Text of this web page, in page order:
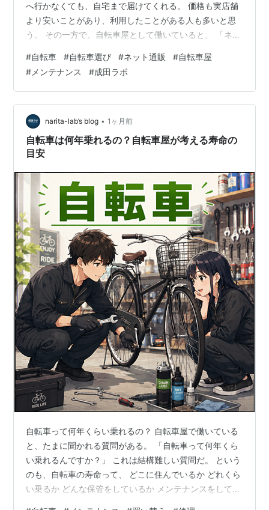
へ行かなくても、自宅まで届けてくれる。 価格も実店舗
より安いことがあり、利用したことがある人も多いと思
う。 その一方で、自転車屋として働いていると、 「ネッ
ことも少なくない。 その時に思い出すのが、社長が以前
言っていた一言だ。 「ネットで車買いますか？」 最初に
聞いた時は「なるほど」と思った。 確かに車を買う時
は、実際にお店へ行って説明を受けたり、点検や整備を
含めて購入する人がほとんどだろう。 自転車も、本来は
それに近い乗り物だ。 結論…
#自転車 #自転車選び #ネット通販 #自転車屋
# メンテナンス #成田ラボ
narita-lab’s blog • 1ヶ月前
自転車は何年乗れるの？自転車屋が考える寿命の
目安
自転車って何年くらい乗れるの？ 自転車屋で働いている
と、たまに聞かれる質問がある。 「自転車って何年くら
い乗れるんですか？」 これは結構難しい質問だ。 という
のも、自転車の寿命って、 どこに住んでいるか どれくら
い乗るか どんな保管をしているか メンテナンスをしてい